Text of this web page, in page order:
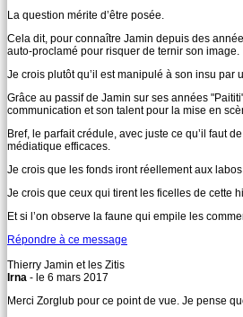
La question mérite d’être posée.
Cela dit, pour connaître Jamin depuis des
auto-proclamé pour risquer de ternir son image.
Je crois plutôt qu’il est manipulé à son insu
Grâce au passif de Jamin sur ses années
communication et son talent pour la mise en
Bref, le parfait crédule, avec juste ce qu’il faut
médiatique efficaces.
Je crois que les fonds iront réellement aux
Je crois que ceux qui tirent les ficelles de cette
Et si l’on observe la faune qui empile les
Répondre à ce message
Thierry Jamin et les Zitis
Irna - le 6 mars 2017
Merci Zorglub pour ce point de vue. Je pense